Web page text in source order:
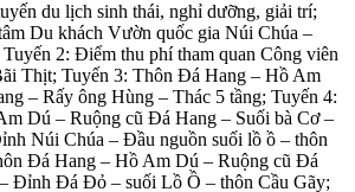
du lịch sinh thái, nghỉ dưỡng, giải trí;
Du khách Vườn quốc gia Núi Chúa –
2: Điểm thu phí tham quan Công viên
Thịt; Tuyến 3: Thôn Đá Hang – Hồ Am
– Rấy ông Hùng – Thác 5 tầng; Tuyến 4:
Dú – Ruộng cũ Đá Hang – Suối bà Cơ –
Núi Chúa – Đầu nguồn suối lồ ồ – thôn
Đá Hang – Hồ Am Dú – Ruộng cũ Đá
Đỉnh Đá Đỏ – suối Lồ Ồ – thôn Cầu Gãy;